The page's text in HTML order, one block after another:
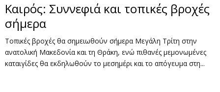
Καιρός: Συννεφιά και τοπικές βροχές
σήμερα
Τοπικές βροχές θα σημειωθούν σήμερα Μεγάλη Τρίτη στην
ανατολική Μακεδονία και τη Θράκη, ενώ πιθανές μεμονωμένες
καταιγίδες θα εκδηλωθούν το μεσημέρι και το απόγευμα στη...